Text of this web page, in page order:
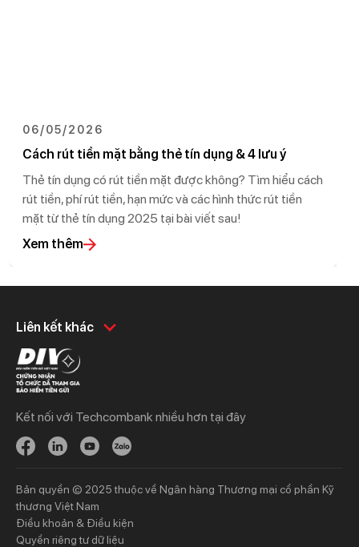
06/05/2026
Cách rút tiền mặt bằng thẻ tín dụng & 4 lưu ý
Thẻ tín dụng có rút tiền mặt được không? Tìm hiểu cách
rút tiền, phí rút tiền, hạn mức và các hình thức rút tiền
mặt từ thẻ tín dụng 2025 tại bài viết sau!
Xem thêm
Liên kết khác
Khách hàng cá nhân
Chi tiêu
Tiết kiệm
Vay
Đầu tư
Bảo hiểm
Thông tin mới
Thương mại
Thông tin mới
Khách hàng ưu tiên
Kết nối với Techcombank nhiều hơn tại đây
Bản quyền © 2025 thuộc về Ngân hàng Thương mại cổ phần Kỹ
thương Việt Nam
Điều khoản & Điều kiện
Quyền riêng tư dữ liệu